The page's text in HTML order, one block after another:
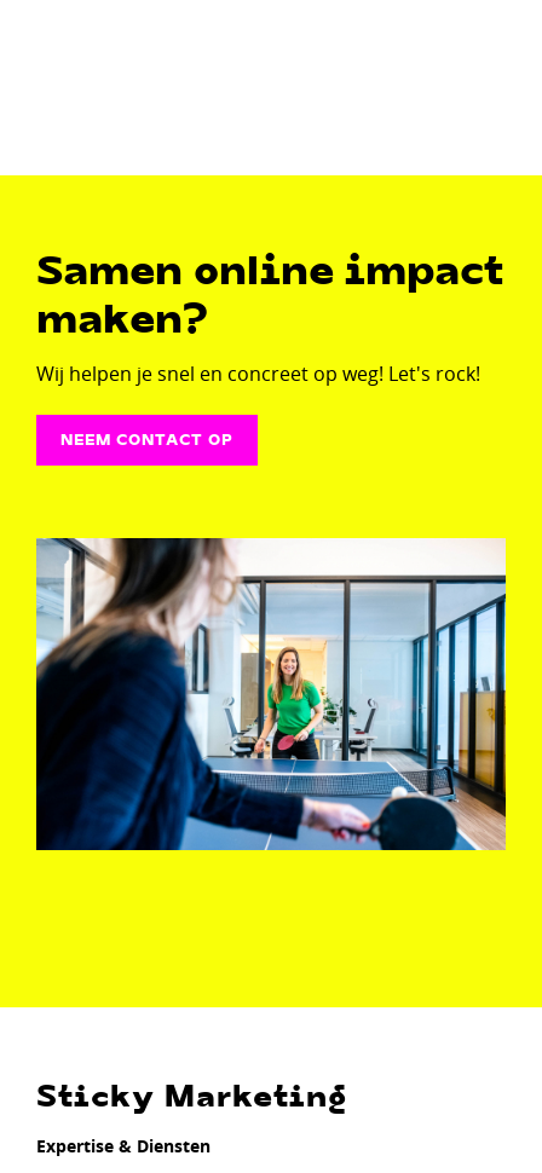
Samen online impact
maken?
Wij helpen je snel en concreet op weg! Let's rock!
NEEM CONTACT OP
Sticky Marketing
Expertise & Diensten